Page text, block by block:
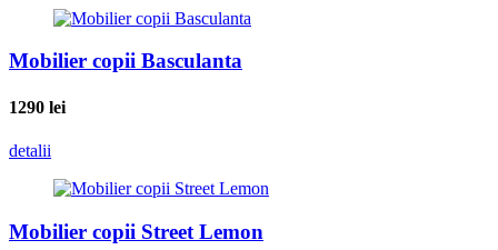
Mobilier copii Basculanta
1290 lei
detalii
Mobilier copii Street Lemon